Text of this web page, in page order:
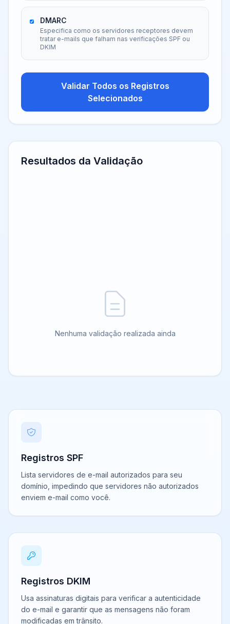
DMARC
Especifica como os servidores receptores devem
tratar e-mails que falham nas verificações SPF ou
DKIM
Validar Todos os Registros
Selecionados
Resultados da Validação
Nenhuma validação realizada ainda
Registros SPF
Lista servidores de e-mail autorizados para seu
domínio, impedindo que servidores não autorizados
enviem e-mail como você.
Registros DKIM
Usa assinaturas digitais para verificar a autenticidade
do e-mail e garantir que as mensagens não foram
modificadas em trânsito.